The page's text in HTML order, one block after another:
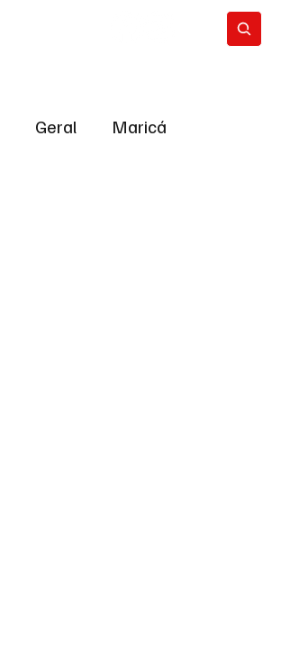
Geral Maricá